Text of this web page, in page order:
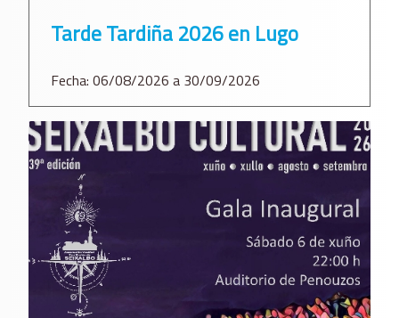
Tarde Tardiña 2026 en Lugo
Fecha: 06/08/2026 a 30/09/2026